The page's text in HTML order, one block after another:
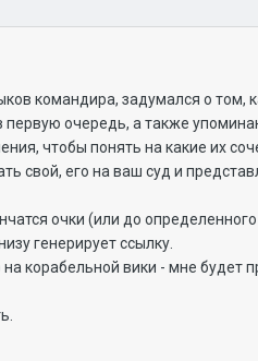
командира, задумался о том,
очередь, а также
чтобы понять на какие их
свой, его на ваш суд и
очки (или до определенного
генерирует ссылку.
корабельной вики - мне будет